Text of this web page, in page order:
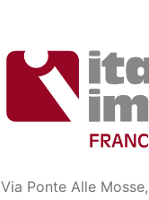
Via Ponte Alle